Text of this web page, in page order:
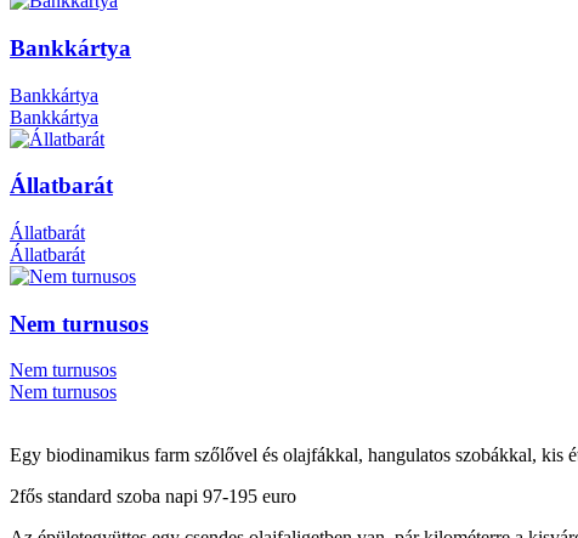
Bankkártya
Bankkártya
Bankkártya
Állatbarát
Állatbarát
Állatbarát
Nem turnusos
Nem turnusos
Nem turnusos
Egy biodinamikus farm szőlővel és olajfákkal, hangulatos szobákkal, kis
2fős standard szoba napi 97-195 euro